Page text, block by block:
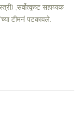
,सर्वोत्कृष्ट सहाय्यक
टीमनं पटकावले.